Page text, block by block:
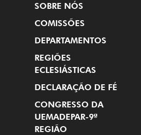
SOBRE NÓS
COMISSÕES
DEPARTAMENTOS
REGIÕES
ECLESIÁSTICAS
DECLARAÇÃO DE FÉ
CONGRESSO DA
UEMADEPAR-9ª
REGIÃO